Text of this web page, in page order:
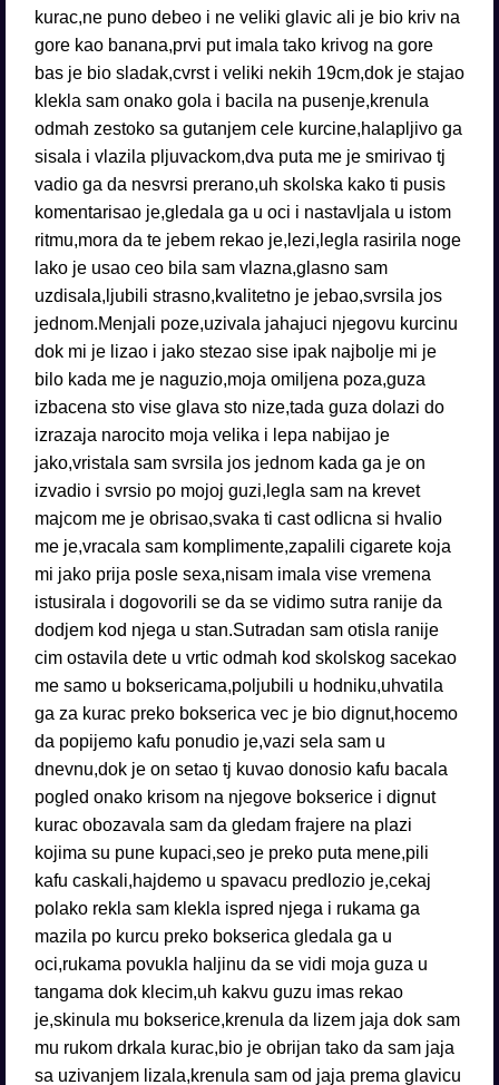
kurac,ne puno debeo i ne veliki glavic ali je bio kriv na
gore kao banana,prvi put imala tako krivog na gore
bas je bio sladak,cvrst i veliki nekih 19cm,dok je stajao
klekla sam onako gola i bacila na pusenje,krenula
odmah zestoko sa gutanjem cele kurcine,halapljivo ga
sisala i vlazila pljuvackom,dva puta me je smirivao tj
vadio ga da nesvrsi prerano,uh skolska kako ti pusis
komentarisao je,gledala ga u oci i nastavljala u istom
ritmu,mora da te jebem rekao je,lezi,legla rasirila noge
lako je usao ceo bila sam vlazna,glasno sam
uzdisala,ljubili strasno,kvalitetno je jebao,svrsila jos
jednom.Menjali poze,uzivala jahajuci njegovu kurcinu
dok mi je lizao i jako stezao sise ipak najbolje mi je
bilo kada me je naguzio,moja omiljena poza,guza
izbacena sto vise glava sto nize,tada guza dolazi do
izrazaja narocito moja velika i lepa nabijao je
jako,vristala sam svrsila jos jednom kada ga je on
izvadio i svrsio po mojoj guzi,legla sam na krevet
majcom me je obrisao,svaka ti cast odlicna si hvalio
me je,vracala sam komplimente,zapalili cigarete koja
mi jako prija posle sexa,nisam imala vise vremena
istusirala i dogovorili se da se vidimo sutra ranije da
dodjem kod njega u stan.Sutradan sam otisla ranije
cim ostavila dete u vrtic odmah kod skolskog sacekao
me samo u boksericama,poljubili u hodniku,uhvatila
ga za kurac preko bokserica vec je bio dignut,hocemo
da popijemo kafu ponudio je,vazi sela sam u
dnevnu,dok je on setao tj kuvao donosio kafu bacala
pogled onako krisom na njegove bokserice i dignut
kurac obozavala sam da gledam frajere na plazi
kojima su pune kupaci,seo je preko puta mene,pili
kafu caskali,hajdemo u spavacu predlozio je,cekaj
polako rekla sam klekla ispred njega i rukama ga
mazila po kurcu preko bokserica gledala ga u
oci,rukama povukla haljinu da se vidi moja guza u
tangama dok klecim,uh kakvu guzu imas rekao
je,skinula mu bokserice,krenula da lizem jaja dok sam
mu rukom drkala kurac,bio je obrijan tako da sam jaja
sa uzivanjem lizala,krenula sam od jaja prema glavicu